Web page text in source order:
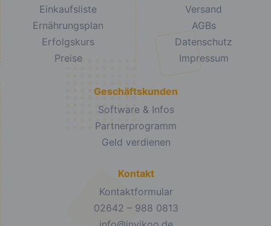
Einkaufsliste
Ernährungsplan
Erfolgskurs
Preise
Versand
AGBs
Datenschutz
Impressum
Geschäftskunden
Software & Infos
Partnerprogramm
Geld verdienen
Kontakt
Kontaktformular
02642 – 988 0813